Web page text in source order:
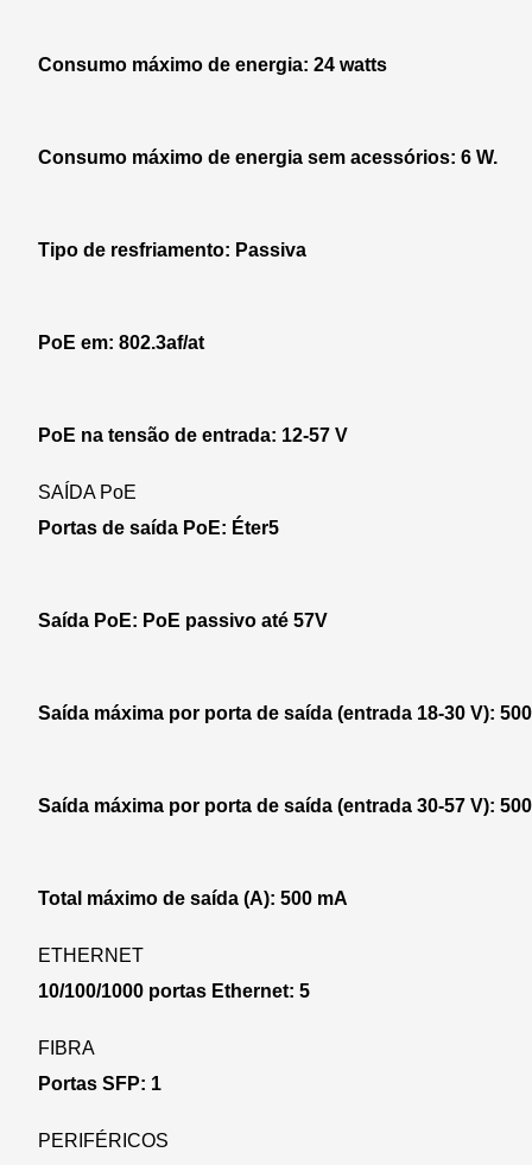
Consumo máximo de energia: 24 watts
Consumo máximo de energia sem acessórios: 6 W.
Tipo de resfriamento: Passiva
PoE em: 802.3af/at
PoE na tensão de entrada: 12-57 V
SAÍDA PoE
Portas de saída PoE: Éter5
Saída PoE: PoE passivo até 57V
Saída máxima por porta de saída (entrada 18-30 V):
Saída máxima por porta de saída (entrada 30-57 V):
Total máximo de saída (A): 500 mA
ETHERNET
10/100/1000 portas Ethernet: 5
FIBRA
Portas SFP: 1
PERIFÉRICOS